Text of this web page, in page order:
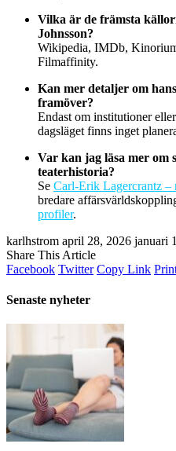
Vilka är de främsta
Johnsson?
Wikipedia, IMDb,
Filmaffinity.
Kan mer detaljer om
framöver?
Endast om institutioner
dagsläget finns inget
Var kan jag läsa mer om
teaterhistoria?
Se Carl-Erik Lagercrantz –
bredare
profiler.
karlhstrom april 28, 2026 januari
Share This Article
Facebook Twitter Copy Link
Senaste nyheter